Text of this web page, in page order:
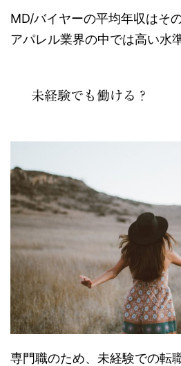
MD/バイヤーの平均年収はそ
アパレル業界の中では高い水
未経験でも働ける？
専門職のため、未経験での転